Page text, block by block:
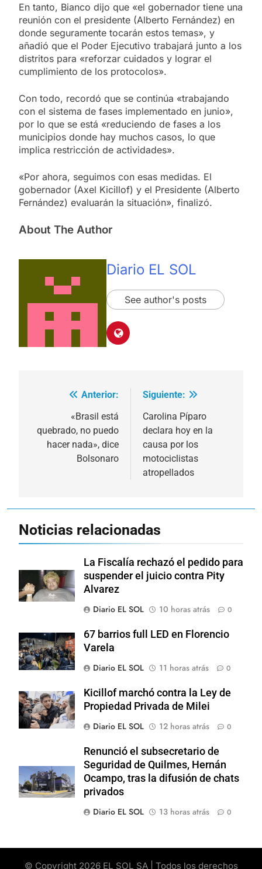
En tanto, Bianco dijo que «el gobernador tiene una
reunión con el presidente (Alberto Fernández) en
donde seguramente tocarán estos temas», y
añadió que el Poder Ejecutivo trabajará junto a los
distritos para «reforzar cuidados y lograr el
cumplimiento de los protocolos».
Con todo, recordó que se continúa «trabajando
con el sistema de fases implementado en junio»,
por lo que se está «reduciendo de fases a los
municipios donde hay muchos casos, lo que
implica restricción de actividades».
«Por ahora, seguimos con esas medidas. El
gobernador (Axel Kicillof) y el Presidente (Alberto
Fernández) evaluarán la situación», finalizó.
About The Author
Diario EL SOL
See author's posts
Navegación
entradas
Anterior:
«Brasil está
quebrado, no puedo
hacer nada», dice
Bolsonaro
Siguiente:
Carolina Píparo
declara hoy en la
causa por los
motociclistas
atropellados
Noticias relacionadas
La Fiscalía rechazó el pedido para
suspender el juicio contra Pity
Alvarez
Diario EL SOL
10 horas atrás 0
67 barrios full LED en Florencio
Varela
Diario EL SOL
11 horas atrás 0
Kicillof marchó contra la Ley de
Propiedad Privada de Milei
Diario EL SOL
12 horas atrás 0
Renunció el subsecretario de
Seguridad de Quilmes, Hernán
Ocampo, tras la difusión de chats
privados
Diario EL SOL
13 horas atrás 0
© Copyright 2026 EL SOL SA | Todos los derechos